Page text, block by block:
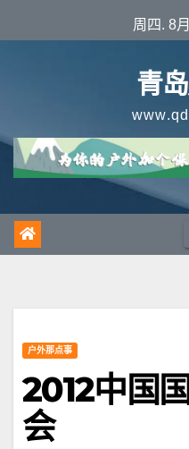
至
周四. 8
青
户外那点事
2012中国
会